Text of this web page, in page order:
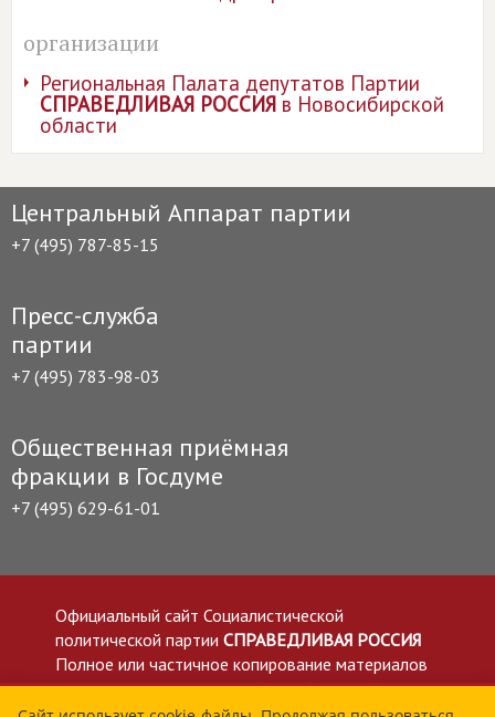
организации
Региональная Палата депутатов Партии
СПРАВЕДЛИВАЯ РОССИЯв Новосибирской
области
Центральный Аппарат партии
+7 (495) 787-85-15
Пресс-служба
партии
+7 (495) 783-98-03
Общественная приёмная
фракции в Госдуме
+7 (495) 629-61-01
Официальный сайт Социалистической
политической партии СПРАВЕДЛИВАЯ РОССИЯ
Полное или частичное копирование материалов
приветствуется со ссылкой на сайт spravedlivo.ru